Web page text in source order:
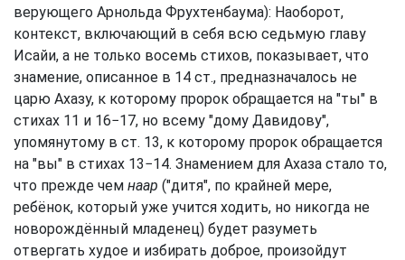
верующего Арнольда Фрухтенбаума): Наоборот,
контекст, включающий в себя всю седьмую главу
Исайи, а не только восемь стихов, показывает, что
знамение, описанное в 14 ст., предназначалось не
царю Ахазу, к которому пророк обращается на "ты" в
стихах 11 и 16−17, но всему "дому Давидову",
упомянутому в ст. 13, к которому пророк обращается
на "вы" в стихах 13−14. Знамением для Ахаза стало то,
что прежде чем наар ("дитя", по крайней мере,
ребёнок, который уже учится ходить, но никогда не
новорождённый младенец) будет разуметь
отвергать худое и избирать доброе, произойдут